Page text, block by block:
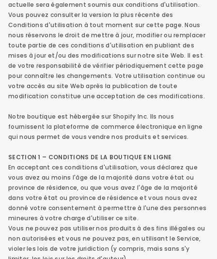
actuelle sera également soumis aux conditions d'utilisation.
Vous pouvez consulter la version la plus récente des
Conditions d'utilisation à tout moment sur cette page. Nous
nous réservons le droit de mettre à jour, modifier ou remplacer
toute partie de ces conditions d'utilisation en publiant des
mises à jour et/ou des modifications sur notre site Web. Il est
de votre responsabilité de vérifier périodiquement cette page
pour connaître les changements. Votre utilisation continue ou
votre accès au site Web après la publication de toute
modification constitue une acceptation de ces modifications.
Notre boutique est hébergée sur Shopify Inc. Ils nous
fournissent la plateforme de commerce électronique en ligne
qui nous permet de vous vendre nos produits et services.
SECTION 1 – CONDITIONS DE LA BOUTIQUE EN LIGNE
En acceptant ces conditions d'utilisation, vous déclarez que
vous avez au moins l'âge de la majorité dans votre état ou
province de résidence, ou que vous avez l'âge de la majorité
dans votre état ou province de résidence et vous nous avez
donné votre consentement à permettre à l'une des personnes
mineures à votre charge d'utiliser ce site.
Vous ne pouvez pas utiliser nos produits à des fins illégales ou
non autorisées et vous ne pouvez pas, en utilisant le Service,
violer les lois de votre juridiction (y compris, mais sans s'y